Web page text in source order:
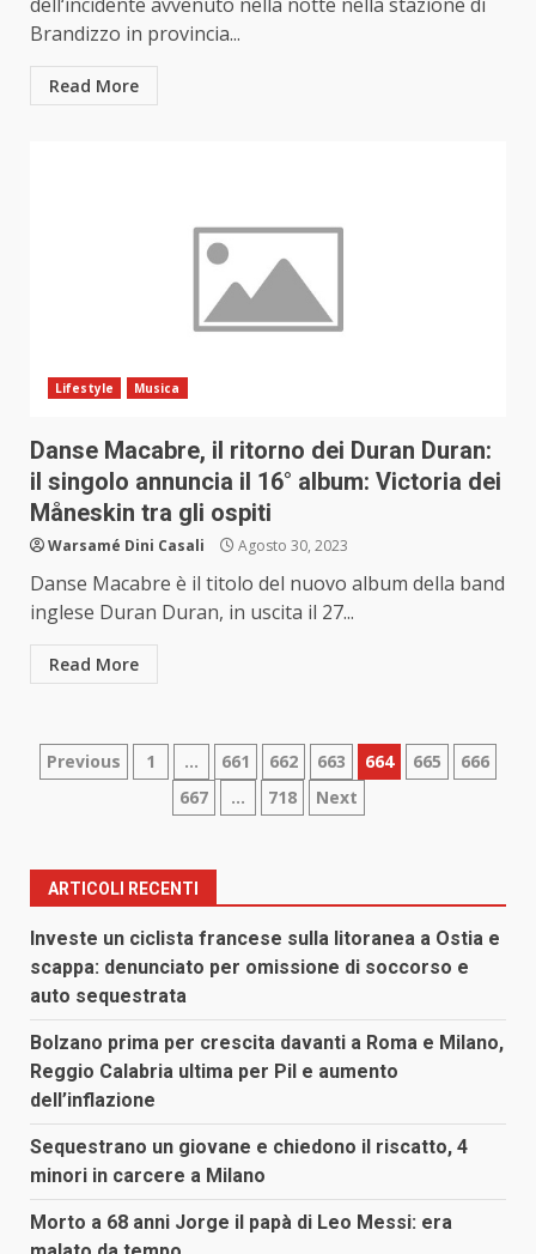
Brandizzo in provincia...
Read More
Lifestyle Musica
Danse Macabre, il ritorno dei Duran Duran:
il singolo annuncia il 16° album: Victoria dei
Måneskin tra gli ospiti
Warsamé Dini Casali Agosto 30, 2023
Danse Macabre è il titolo del nuovo album della band
inglese Duran Duran, in uscita il 27...
Read More
Paginazione
articoli
Previous 1 … 661 662 663 664 665
666
667
… 718 Next
ARTICOLI RECENTI
Investe un ciclista francese sulla litoranea a Ostia e
scappa: denunciato per omissione di soccorso e
auto sequestrata
Bolzano prima per crescita davanti a Roma e Milano,
Reggio Calabria ultima per Pil e aumento
dell’inflazione
Sequestrano un giovane e chiedono il riscatto, 4
minori in carcere a Milano
Morto a 68 anni Jorge il papà di Leo Messi: era